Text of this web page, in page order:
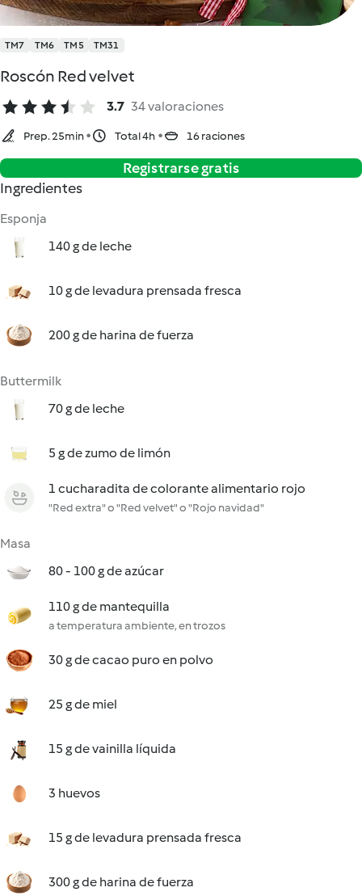
TM7 TM6 TM5 TM31
Roscón Red velvet
3.7 34 valoraciones
Prep. 25min Total 4h 16 raciones
Registrarse gratis
Ingredientes
Esponja
140 g de leche
10 g de levadura prensada fresca
200 g de harina de fuerza
Buttermilk
70 g de leche
5 g de zumo de limón
1 cucharadita de colorante alimentario rojo
"Red extra" o "Red velvet" o "Rojo navidad"
Masa
80 - 100 g de azúcar
110 g de mantequilla
a temperatura ambiente, en trozos
30 g de cacao puro en polvo
25 g de miel
15 g de vainilla líquida
3 huevos
15 g de levadura prensada fresca
300 g de harina de fuerza